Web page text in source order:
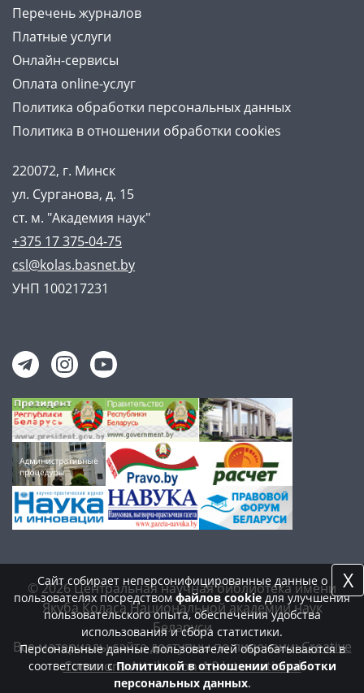
Перечень журналов
Платные услуги
Онлайн-сервисы
Оплата online-услуг
Политика обработки персональных данных
Политика в отношении обработки cookies
220072, г. Минск
ул. Сурганова, д. 15
ст. м. "Академия наук"
+375 17 375-04-75
csl@kolas.basnet.by
УНП 100217231
© 2026 Центральная научная библиотека имени
Якуба Коласа Национальной академии наук
Беларуси
Все материалы сайта доступны по лицензии:Creative
Commons Attribution 4.0 International
Сайт собирает неперсонифицированные данные о
пользователях посредствомфайлов cookieдля улучшения
пользовательского опыта, обеспечения удобства
использования и сбора статистики.
Персональные данные пользователей обрабатываются в
соответствии сПолитикой в отношении обработки
персональных данных.
X